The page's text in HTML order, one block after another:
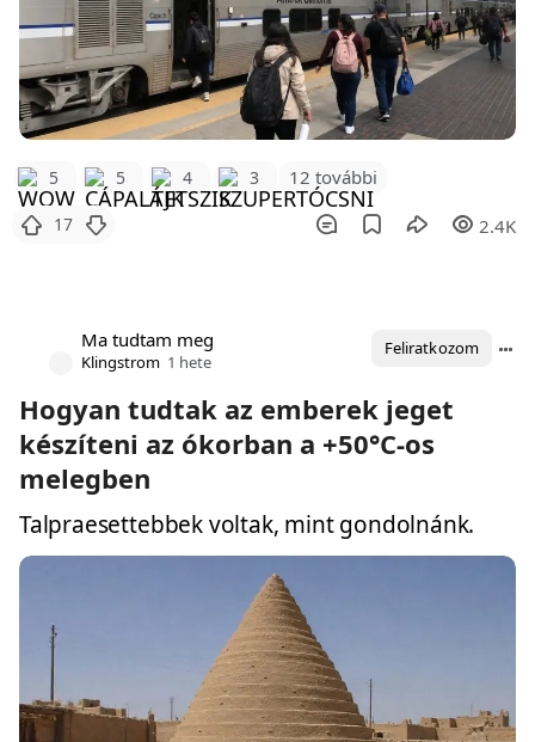
5 5 4 3 12 további
17 2.4K
Ma tudtam meg
Klingstrom 1 hete
Feliratkozom
Hogyan tudtak az emberek jeget
készíteni az ókorban a +50°C-os
melegben
Talpraesettebbek voltak, mint gondolnánk.